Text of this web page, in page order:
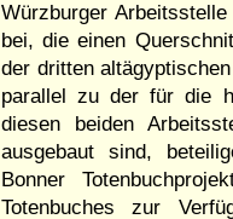
Würzburger
bei, die einen
der dritten
parallel zu der für die
diesen beiden
ausgebaut sind,
Bonner
Totenbuches zur